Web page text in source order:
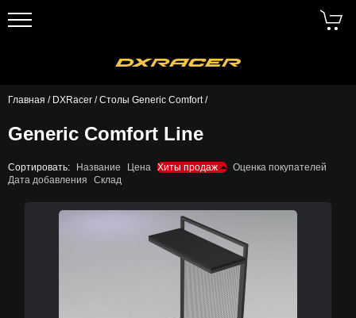
Главная / DXRacer /Столы Generic Comfort /
Generic Comfort Line
Сортировать: Название Цена Хиты продаж
Оценка покупателей
Дата добавления
Склад